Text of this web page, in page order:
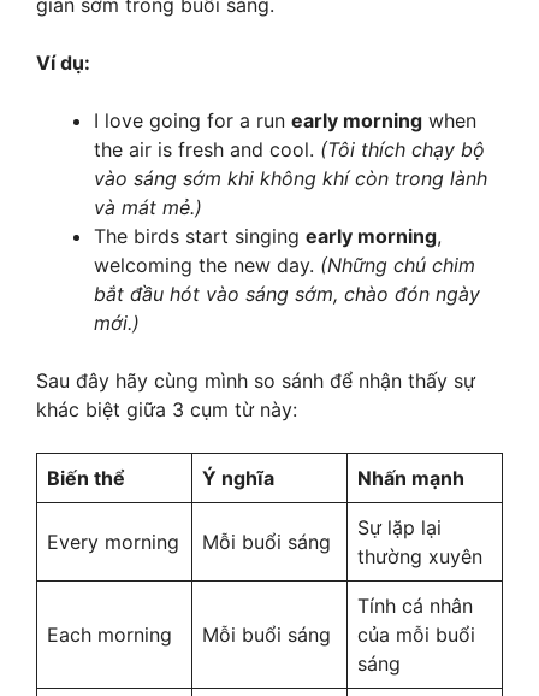
Ví dụ:
I love going for a run early morning when
the air is fresh and cool. (Tôi thích chạy bộ
vào sáng sớm khi không khí còn trong lành
và mát mẻ.)
The birds start singing early morning,
welcoming the new day. (Những chú chim
bắt đầu hót vào sáng sớm, chào đón ngày
mới.)
Sau đây hãy cùng mình so sánh để nhận thấy sự
khác biệt giữa 3 cụm từ này:
Biến thể Ý nghĩa Nhấn mạnh
Every morning Mỗi buổi sáng
Sự lặp lại
thường xuyên
Each morning Mỗi buổi sáng
Tính cá nhân
của mỗi buổi
sáng